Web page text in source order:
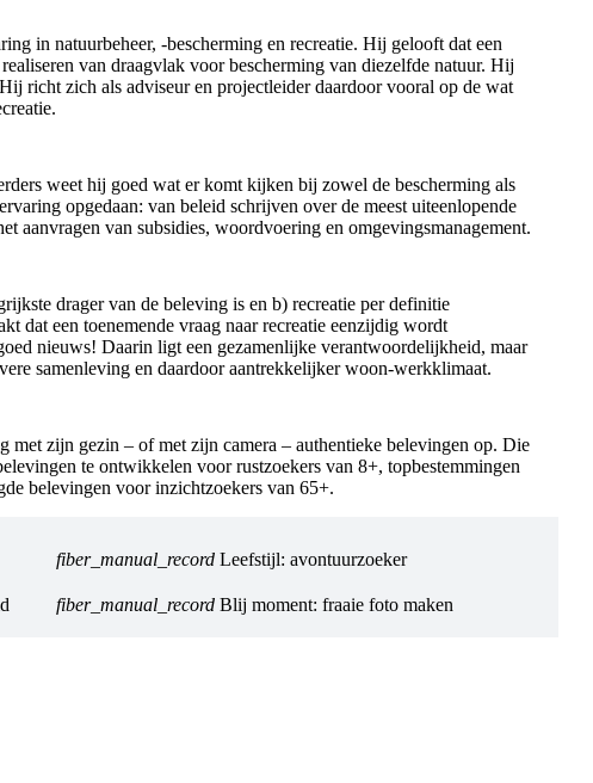
in natuurbeheer, -bescherming en recreatie. Hij gelooft dat een
van draagvlak voor bescherming van diezelfde natuur. Hij
richt zich als adviseur en projectleider daardoor vooral op de wat
weet hij goed wat er komt kijken bij zowel de bescherming als
opgedaan: van beleid schrijven over de meest uiteenlopende
aanvragen van subsidies, woordvoering en omgevingsmanagement.
drager van de beleving is en b) recreatie per definitie
dat een toenemende vraag naar recreatie eenzijdig wordt
nieuws! Daarin ligt een gezamenlijke verantwoordelijkheid, maar
samenleving en daardoor aantrekkelijker woon-werkklimaat.
zijn gezin – of met zijn camera – authentieke belevingen op. Die
te ontwikkelen voor rustzoekers van 8+, topbestemmingen
belevingen voor inzichtzoekers van 65+.
fiber_manual_record Leefstijl: avontuurzoeker
fiber_manual_record Blij moment: fraaie foto maken